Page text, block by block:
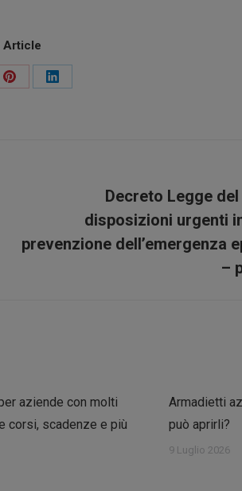
Article
CondividiCondividi
post:
Decreto Legge
disposizioni urgenti
prevenzione dell’emergenza
–
aziende con molti
corsi, scadenze e più
Armadietti
può aprirli?
9 Luglio 2026